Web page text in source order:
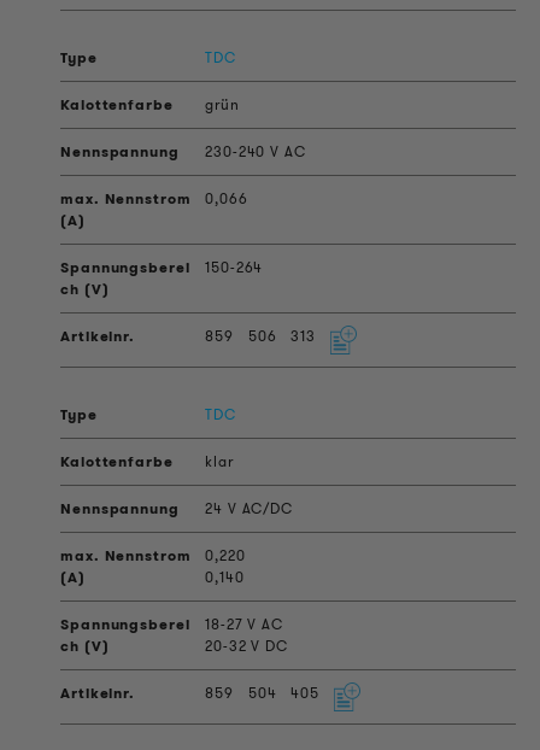
TDC
grün
230-240 V AC
0,066
150-264
859 506 313
TDC
klar
24 V AC/DC
0,220
0,140
18-27 V AC
20-32 V DC
859 504 405